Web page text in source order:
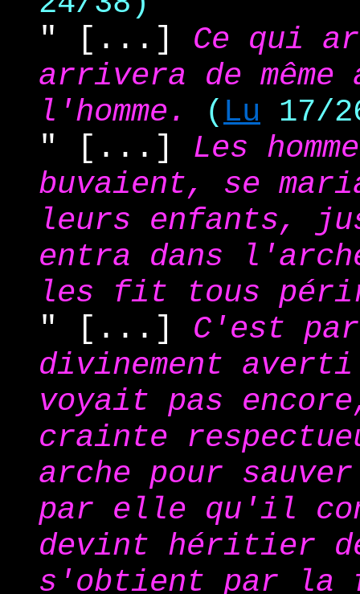
" [...] Ce qui
arrivera de
l'homme.
( Lu 17/
" [...] Les
buvaient, se
leurs enfants,
entra dans
les fit tous
" [...] C'est
divinement averti
voyait pas
crainte
arche pour
par elle qu'il
devint héritier
s'obtient par la